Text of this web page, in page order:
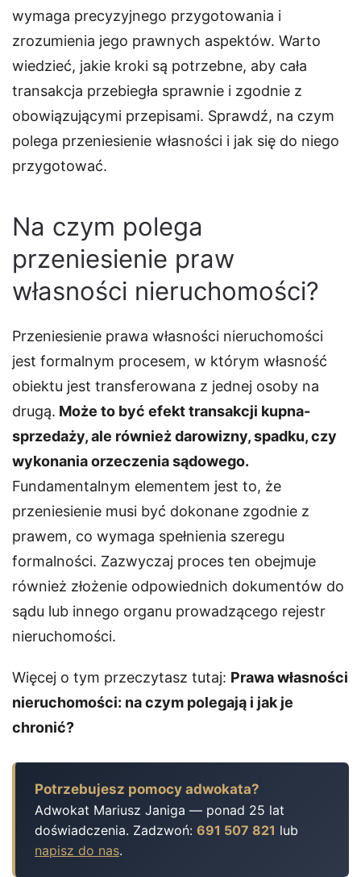
wymaga precyzyjnego przygotowania i
zrozumienia jego prawnych aspektów. Warto
wiedzieć, jakie kroki są potrzebne, aby cała
transakcja przebiegła sprawnie i zgodnie z
obowiązującymi przepisami. Sprawdź, na czym
polega przeniesienie własności i jak się do niego
przygotować.
Na czym polega
przeniesienie praw
własności nieruchomości?
Przeniesienie prawa własności nieruchomości
jest formalnym procesem, w którym własność
obiektu jest transferowana z jednej osoby na
drugą. Może to być efekt transakcji kupna-
sprzedaży, ale również darowizny, spadku, czy
wykonania orzeczenia sądowego.
Fundamentalnym elementem jest to, że
przeniesienie musi być dokonane zgodnie z
prawem, co wymaga spełnienia szeregu
formalności. Zazwyczaj proces ten obejmuje
również złożenie odpowiednich dokumentów do
sądu lub innego organu prowadzącego rejestr
nieruchomości.
Więcej o tym przeczytasz tutaj: Prawa własności
nieruchomości: na czym polegają i jak je
chronić?
Potrzebujesz pomocy adwokata?
Adwokat Mariusz Janiga — ponad 25 lat
doświadczenia. Zadzwoń: 691 507 821 lub
napisz do nas.